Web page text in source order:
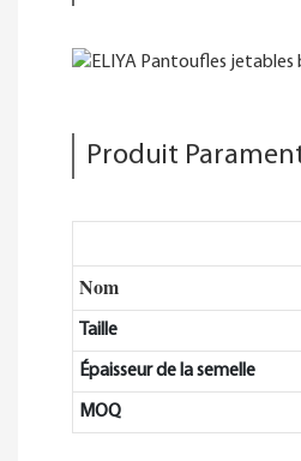
Produit
Nom
Taille
Épaisseur de la semelle
MOQ